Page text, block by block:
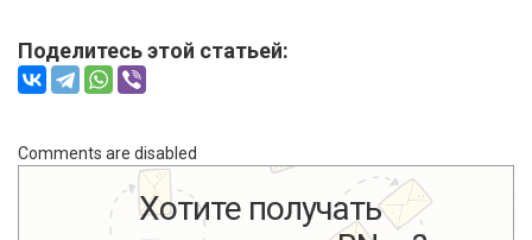
Поделитесь этой статьей:
Comments are disabled
Хотите получать